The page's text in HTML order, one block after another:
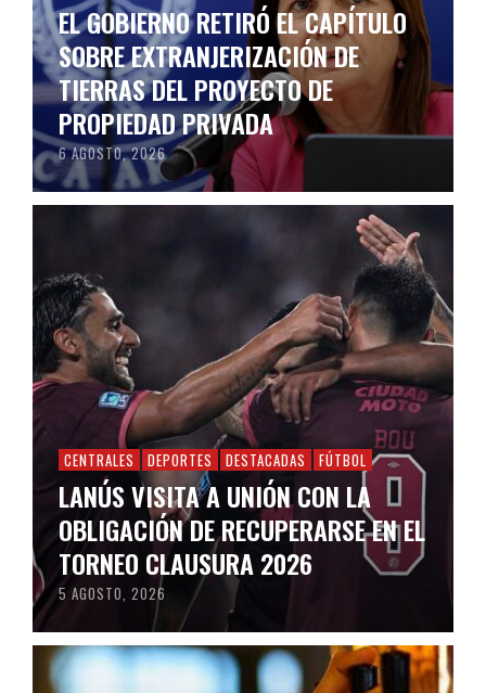
EL GOBIERNO RETIRÓ EL CAPÍTULO
SOBRE EXTRANJERIZACIÓN DE
TIERRAS DEL PROYECTO DE
PROPIEDAD PRIVADA
6 AGOSTO, 2026
CENTRALES DEPORTES DESTACADAS FÚTBOL
LANÚS VISITA A UNIÓN CON LA
OBLIGACIÓN DE RECUPERARSE EN EL
TORNEO CLAUSURA 2026
5 AGOSTO, 2026